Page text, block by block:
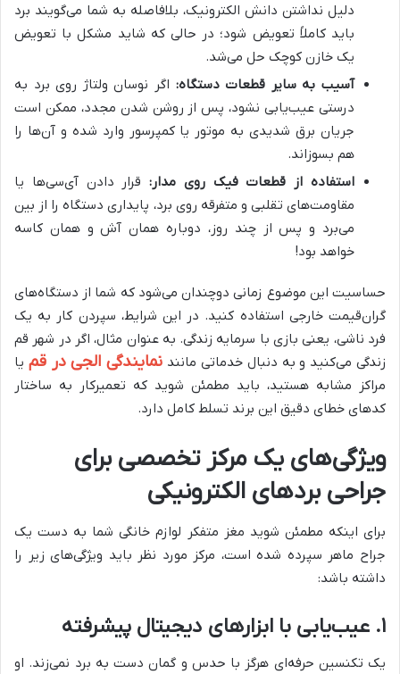
دلیل نداشتن دانش الکترونیک، بلافاصله به شما می‌گویند برد
باید کاملاً تعویض شود؛ در حالی که شاید مشکل با تعویض
یک خازن کوچک حل می‌شد.
آسیب به سایر قطعات دستگاه: اگر نوسان ولتاژ روی برد به
درستی عیب‌یابی نشود، پس از روشن شدن مجدد، ممکن است
جریان برق شدیدی به موتور یا کمپرسور وارد شده و آن‌ها را
هم بسوزاند.
استفاده از قطعات فیک روی مدار:قرار دادن آی‌سی‌ها یا
مقاومت‌های تقلبی و متفرقه روی برد، پایداری دستگاه را از بین
می‌برد و پس از چند روز، دوباره همان آش و همان کاسه
خواهد بود!
حساسیت این موضوع زمانی دوچندان می‌شود که شما از دستگاه‌های
گران‌قیمت خارجی استفاده کنید. در این شرایط، سپردن کار به یک
فرد ناشی، یعنی بازی با سرمایه زندگی. به عنوان مثال، اگر در شهر قم
زندگی می‌کنید و به دنبال خدماتی مانند نمایندگی الجی در قم یا
مراکز مشابه هستید، باید مطمئن شوید که تعمیرکار به ساختار
کدهای خطای دقیق این برند تسلط کامل دارد.
ویژگی‌های یک مرکز تخصصی برای
جراحی بردهای الکترونیکی
برای اینکه مطمئن شوید مغز متفکر لوازم خانگی شما به دست یک
جراح ماهر سپرده شده است، مرکز مورد نظر باید ویژگی‌های زیر را
داشته باشد:
۱. عیب‌یابی با ابزارهای دیجیتال پیشرفته
یک تکنسین حرفه‌ای هرگز با حدس و گمان دست به برد نمی‌زند. او